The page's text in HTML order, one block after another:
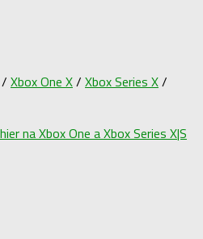
/ Xbox One X/ Xbox Series X/
na Xbox One a Xbox Series X|S